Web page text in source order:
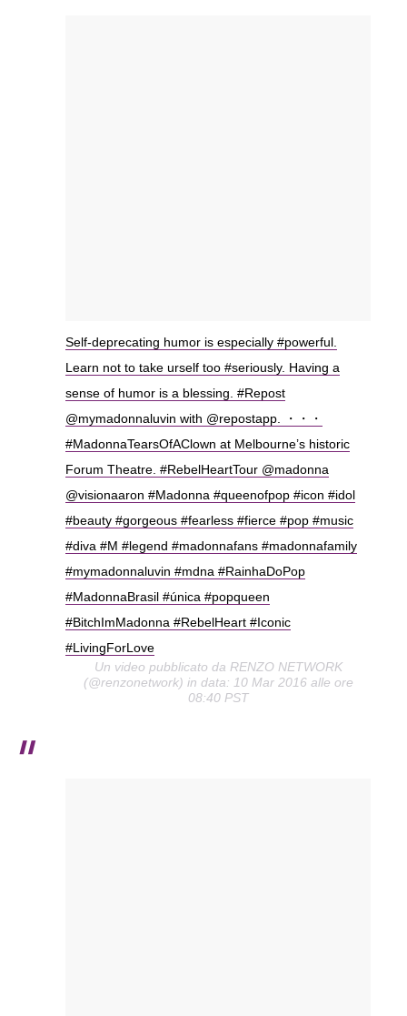
Self-deprecating humor is especially #powerful.
Learn not to take urself too #seriously. Having a
sense of humor is a blessing. #Repost
@mymadonnaluvin with @repostapp. ・・・
#MadonnaTearsOfAClown at Melbourne’s historic
Forum Theatre. #RebelHeartTour @madonna
@visionaaron #Madonna #queenofpop #icon #idol
#beauty #gorgeous #fearless #fierce #pop #music
#diva #M #legend #madonnafans #madonnafamily
#mymadonnaluvin #mdna #RainhaDoPop
#MadonnaBrasil #única #popqueen
#BitchImMadonna #RebelHeart #Iconic
#LivingForLove
Un video pubblicato da RENZO NETWORK
(@renzonetwork) in data: 10 Mar 2016 alle ore
08:40 PST